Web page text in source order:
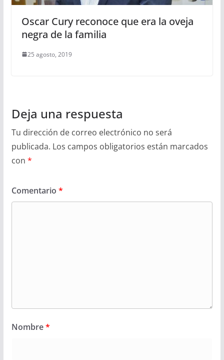
Oscar Cury reconoce que era la oveja
negra de la familia
25 agosto, 2019
Deja una respuesta
Tu dirección de correo electrónico no será
publicada. Los campos obligatorios están marcados
con *
Comentario *
Nombre*